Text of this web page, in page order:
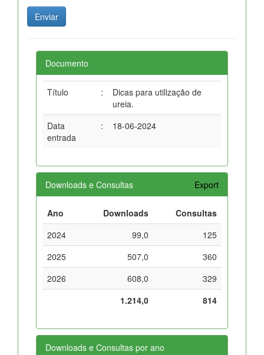
Documento
Título :
Dicas para utilização de
ureia.
Data
entrada
: 18-06-2024
Downloads e Consultas Export
Ano Downloads
Consultas
2024
99,0
125
2025
507,0
360
2026
608,0
329
1.214,0
814
Downloads e Consultas por ano